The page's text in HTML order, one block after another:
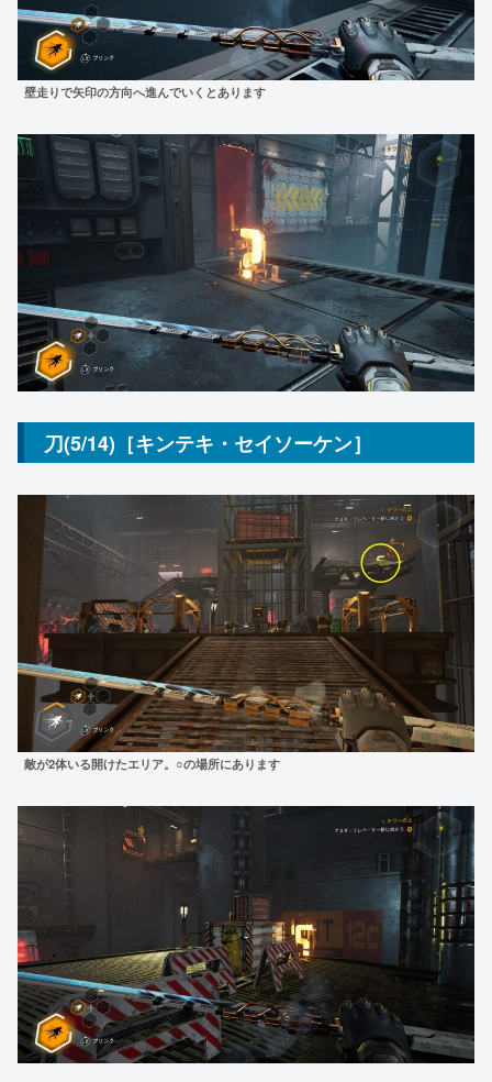
壁走りで矢印の方向へ進んでいくとあります
刀(5/14)［キンテキ・セイソーケン］
敵が2体いる開けたエリア。○の場所にあります